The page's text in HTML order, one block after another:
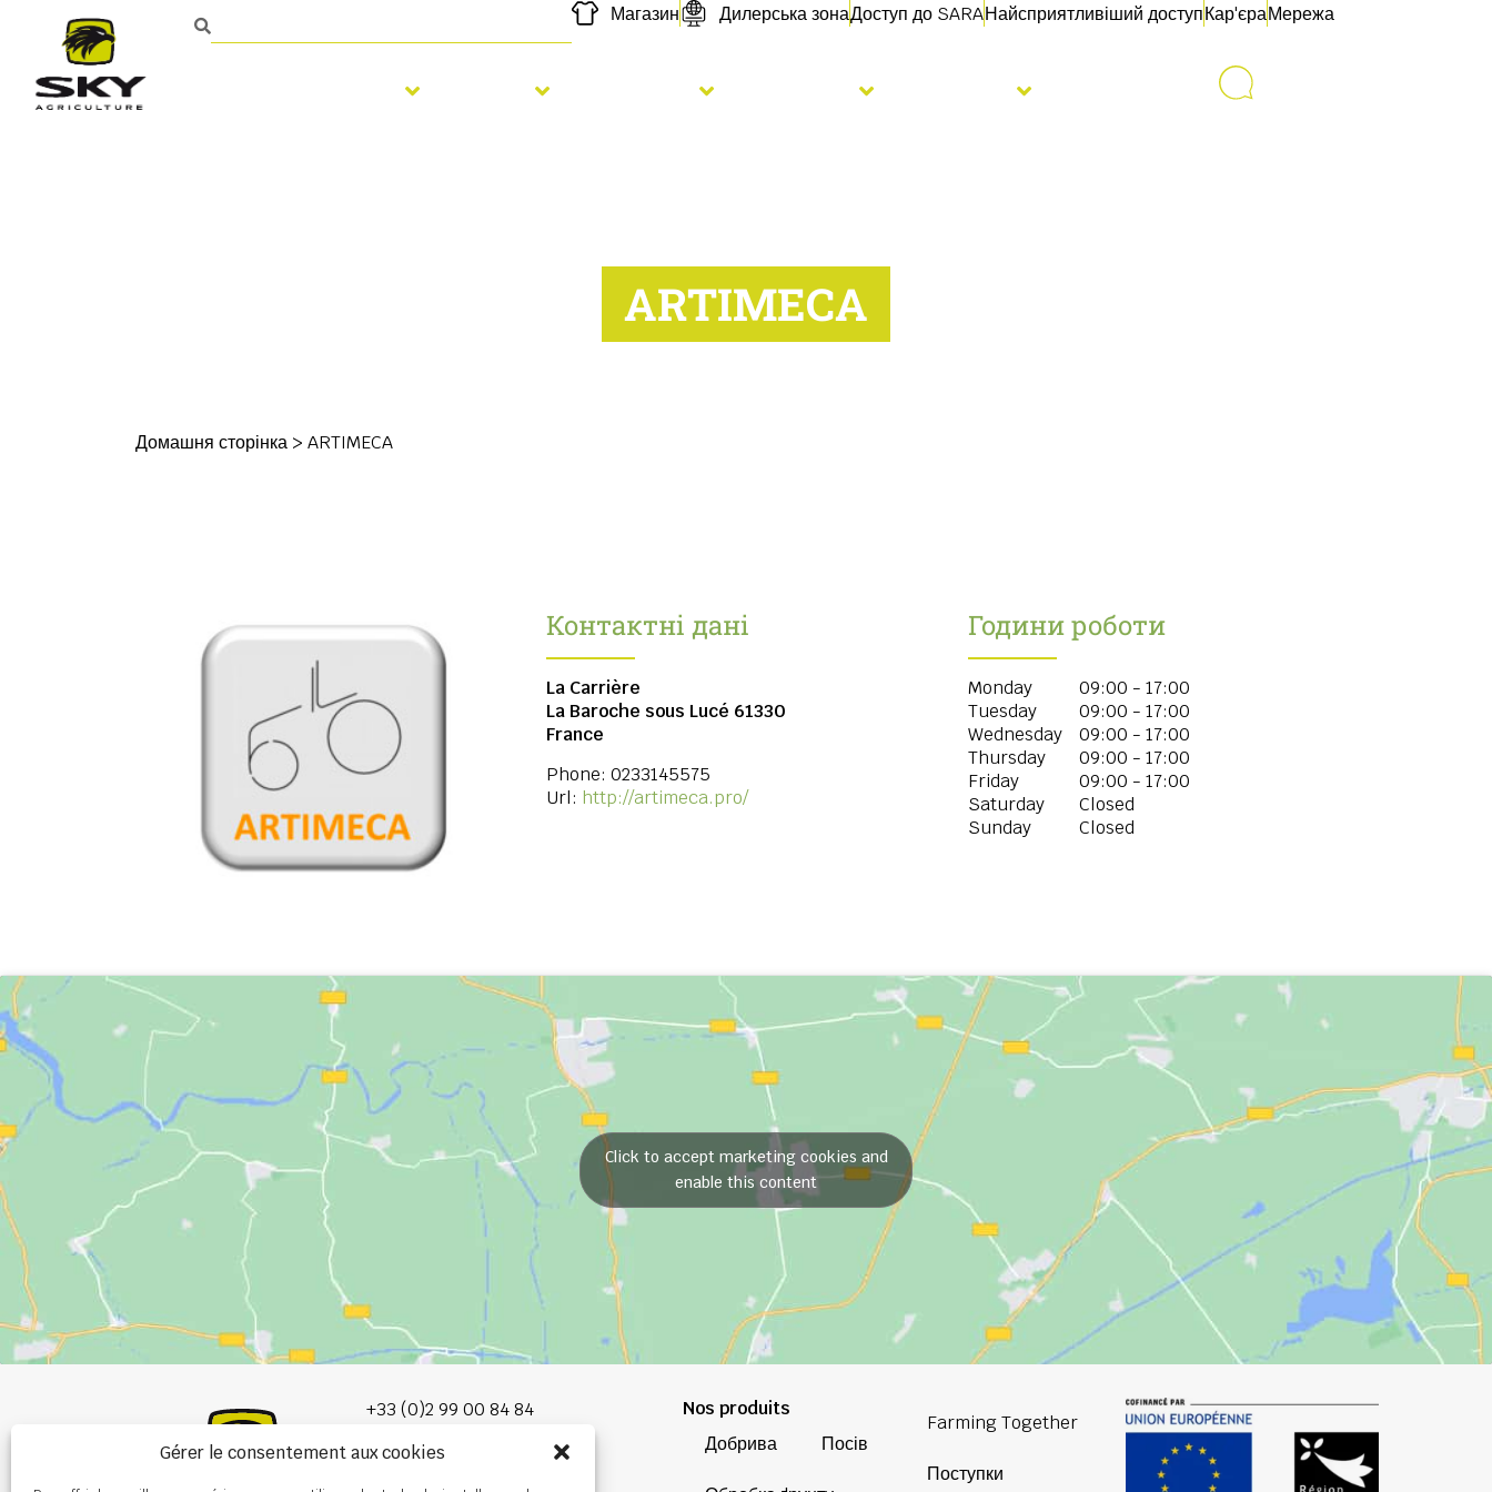
Gérer le consentement aux cookies
Магазин Дилерська зонаДоступ до SARAНайсприятливіший доступКар'єраМережа
ARTIMECA
Домашня сторінка > ARTIMECA
Контактні дані
La Carrière
La Baroche sous Lucé 61330
France
Phone: 0233145575
Url: http://artimeca.pro/
Години роботи
Monday
09:00 - 17:00
Tuesday
09:00 - 17:00
Wednesday
09:00 - 17:00
Thursday
09:00 - 17:00
Friday
09:00 - 17:00
Saturday
Closed
Sunday
Closed
Click to accept marketing cookies and
enable this content
+33 (0)2 99 00 84 84
info@burel-group.com
Nos produits
Добрива
Посів
Farming Together
Поступки